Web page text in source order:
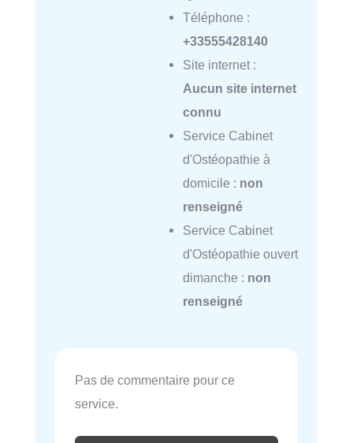
Téléphone :
+33555428140
Site internet :
Aucun site internet
connu
Service Cabinet
d'Ostéopathie à
domicile : non
renseigné
Service Cabinet
d'Ostéopathie ouvert
dimanche : non
renseigné
Pas de commentaire pour ce
service.